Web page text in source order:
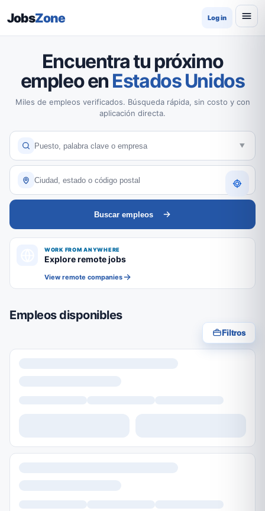
JobsZone Log in
Encuentra tu próximo
empleo en Estados Unidos
Miles de empleos verificados. Búsqueda rápida, sin costo y con
aplicación directa.
Buscar empleos
WORK FROM ANYWHERE
Explore remote jobs
View remote companies
Empleos disponibles
Filtros